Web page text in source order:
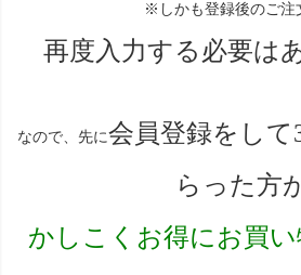
※しかも登録後のご注
再度入力する必要は
なので、先に会員登録をして
らった方
かしこくお得にお買い